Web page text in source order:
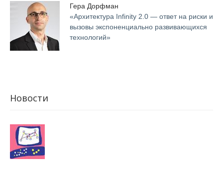
Гера Дорфман
«Архитектура Infinity 2.0 — ответ на риски и
вызовы экспоненциально развивающихся
технологий»
Новости